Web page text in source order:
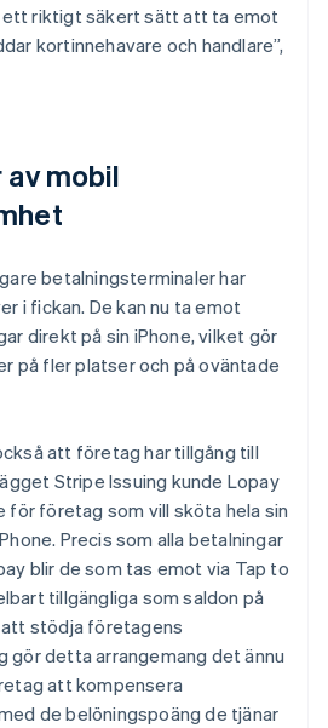
ett riktigt säkert sätt att ta emot
kortinnehavare och handlare”,
mobil
betalningsterminaler har
i fickan. De kan nu ta emot
direkt på sin iPhone, vilket gör
på fler platser och på oväntade
att företag har tillgång till
Stripe Issuing kunde Lopay
för företag som vill sköta hela sin
Precis som alla betalningar
blir de som tas emot via Tap to
tillgängliga som saldon på
stödja företagens
gör detta arrangemang det ännu
att kompensera
de belöningspoäng de tjänar